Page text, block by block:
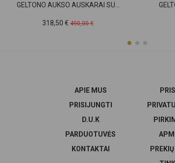
GELTONO AUKSO AUSKARAI SU...
Kaina
318,50 € Pradinė
kaina
490,00 €
APIE MUS
PRISIJUNGTI
D.U.K
PARDUOTUVĖS
KONTAKTAI